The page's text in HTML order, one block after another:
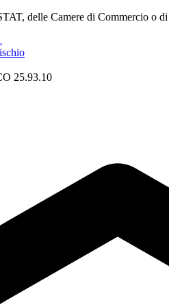
delle Camere di Commercio o
25.93.10